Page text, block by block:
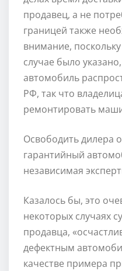
продавец, а не
границей также
внимание,
случае было
автомобиль
РФ, так что
ремонтировать
Освободить дилера
гарантийный
независимая
Казалось бы, это
некоторых случаях
продавца,
дефектным
качестве примера